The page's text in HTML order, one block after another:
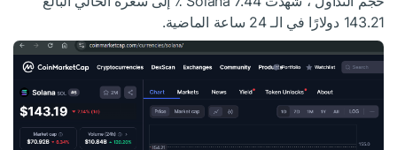
143.21 دولارًا في الـ 24 ساعة الماضية.